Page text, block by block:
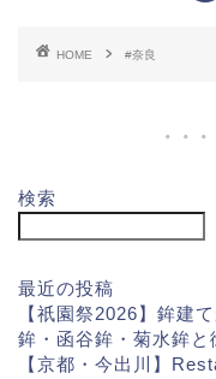
HOME #奈良
検索
最近の投稿
【祇園祭2026】鉾建
鉾・函谷鉾・菊水鉾と
【京都・今出川】